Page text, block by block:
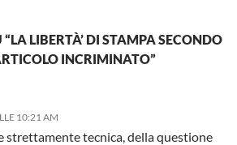
LIBERTÀ’ DI STAMPA SECONDO
INCRIMINATO”
10:21 AM
strettamente tecnica, della questione